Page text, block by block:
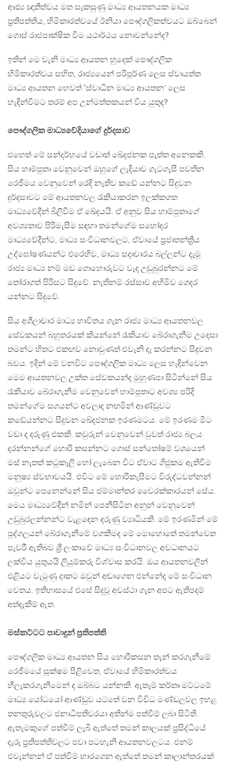
ආඪ්‍ය ඥාතීත්වය මත සැකසුණු මාධ්‍ය ආයතනයක මාධ්‍ය
ප්‍රතිපත්තිය, හිමිකාරත්වයේ ඊනියා පෞද්ගලිකත්වයට ඔබ්බෙන්
ගොස් රාජපාක්ෂික වීම යථාර්ථය නොවන්නේද?
ඉතින් මෙ වැනි මාධ්‍ය ආයතන හුදෙක් පෞද්ගලික
හිමිකාරත්වය සහිත, රාජ්‍යයෙන් පරිපූර්ණ ලෙස ස්වායත්ත
මාධ්‍ය ආයතන හෙවත් ‛ස්වාධීන මාධ්‍ය ආයතන’ ලෙස
හැඳින්වීමට තරම් අප උන්මත්තකයන් විය යුතුද?
පෞද්ගලික මාධ්‍යවේදියාගේ දුර්දසාව
එහෙත් මේ සන්දර්භයේ වඩාත් ඛේදජනක පැත්ත අනෙකකි.
සිය හාම්පුතා වෙනුවෙන් ඔහුගේ ලැදියාව ගැටගැසී පවතින
රෙජීමය වෙනුවෙන් රෙදි නැතිව කඩේ යන්නට සිදුවන
දුර්දසාවට මේ ආයතනවල රැකියාකරන ඉලක්කගත
මාධ්‍යවේදීන් බිලිවීම ඒ ඛේදයයි. ඒ අනුව සිය හාම්පුතාගේ
අවශ්‍යතාව පිරිමැසීම සඳහා තමන්ගේම සහෝදර
මාධ්‍යවේදීන්ට, මාධ්‍ය සංවිධානවලට, ඒවායේ ප්‍රජාතන්ත්‍රීය
උද්ඝෝෂණයන්ට එරෙහිව, මාධ්‍ය සදාචාරය බල්ලන්ට දැමූ
රාජ්‍ය මාධ්‍ය නම් මඩ ගොහොරුවට වැද උඩුබුරන්නට මේ
තෝරාගත් පිරිසට සිදුවේ. නැතිනම් රස්සාව අහිමිව ගෙදර
යන්නට සිදුවේ.
සිය අශීලාචාර මාධ්‍ය භාවිතය ගැන රාජ්‍ය මාධ්‍ය ආයතනවල
සේවකයන් බහුතරයක් කියන්නේ රැකියාව බේරාගැනීම උදෙසා
තමන්ට හිතට එකඟව නොවුණත් එවැනි දෑ කරන්නට සිදුවන
බවය. ඉදින් මේ වනවිට පෞද්ගලික මාධ්‍ය ලෙස හැඳින්වෙන
මෙම ආයතනවල උක්ත සේවකයන්ද මුහුණපා සිටින්නේ සිය
රැකියාව බේරාගැනීම වෙනුවෙන් හාම්පුතාට අවශ්‍ය පරිදි
තමන්ගේම සගයන්ට අවලාද නඟමින් ආණ්ඩුවට
කඩේයන්නට සිදුවන ඛේදජනක ඉරණමටය. මේ ඉරණම මීට
වඩා ද දරුණු එකකි. කවුරුන් වෙනුවෙන් වුවත් රාජ්‍ය බලය
දරන්නන්ගේ හොරි කසන්නට ගොස් සන්තෝෂම් වශයෙන්
මස් නැතත් කටුකෑලි හෝ ලැබෙන විට ඒවාට ගිජුකම ඇතිවීම
මනුෂ්‍ය ස්වභාවයයි. එවිට මේ හොරිකැසීමට විරුද්ධවන්නන්
ඔවුන්ට පෙනෙන්නේ සිය ජම්මාන්තර වෛරක්කාරයන් සේය.
මෙය මාධ්‍යවේදීන් නමින් පෙනීසිටින අනුන් වෙනුවෙන්
උඩුබුරලන්නන්ට වැළඳෙන දරුණු ව්‍යාධියකි. මේ ඉරණමින් මේ
පුද්ගලයන් බේරාගැනීමේ වගකීමද මේ මොහොතේ තමන්වෙත
පැවරී ඇතිබව ශ්‍රී ලංකාවේ මාධ්‍ය සංවිධානවල අවධානයට
ලක්විය යුතුයයි ලියුම්කරු විශ්වාස කරයි. ඔය ආයතනවලින්
එළියට වැටුණු දාකට ඔවුන් අඬාගෙන එන්නේද මේ සංවිධාන
වෙතය. ඉතිහාසයේ එසේ සිදුවූ අවස්ථා ගැන අපට ඇතිපදම්
අත්දැකීම් ඇත.
මස්කට්ටට පාවාදුන් ප්‍රතිපත්ති
පෞද්ගලික මාධ්‍ය ආයතන සිය හොරිකසන තැන් කරගැනීමේ
රෙජීමයේ සූක්ෂම පිළිවෙත, ඒවායේ හිමිකාරත්වය
හීලෑකරගැනීමෙන් ද ඔබ්බට යන්නකි. ඇතැම් කර්තෘ මට්ටමේ
මාධ්‍ය යෝධයෝ ආණ්ඩුව යටතේ වන විවිධ මණ්ඩලවල ඉහළ
තනතුරුවලට ජනාධිපතිවරයා අතින්ම පත්වීම් ලබා සිටිති.
ඇතැමකුගේ පත්වීම් ලැබී ඇත්තේ තමන් කාලයක් ප්‍රසිද්ධියේ
දැරූ ප්‍රතිපත්තිවලට පවා පටහැනි ආයතනවලටය. එනම්
එවැන්නන් ඒ පත්වීම් භාරගෙන ඇත්තේ තමන් කාලාන්තරයක්